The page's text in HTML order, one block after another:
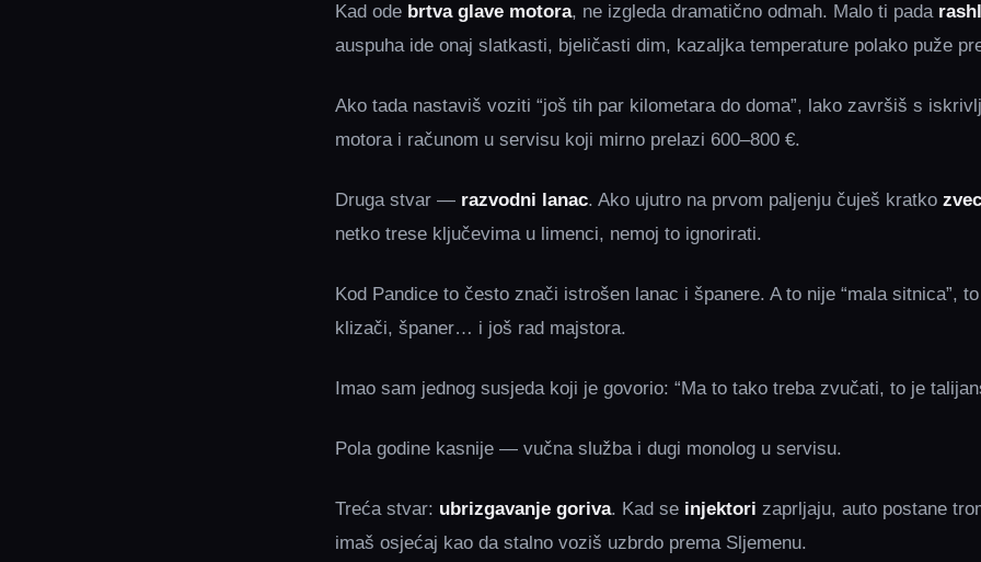
Kad ode brtva glave motora, ne izgleda dramatično odmah. Malo ti pada
auspuha ide onaj slatkasti, bjeličasti dim, kazaljka temperature polako puže
Ako tada nastaviš voziti “još tih par kilometara do doma”, lako završiš s
motora i računom u servisu koji mirno prelazi 600–800 €.
Druga stvar — razvodni lanac. Ako ujutro na prvom paljenju čuješ kratko
netko trese ključevima u limenci, nemoj to ignorirati.
Kod Pandice to često znači istrošen lanac i španere. A to nije “mala sitnica”,
klizači, španer… i još rad majstora.
Imao sam jednog susjeda koji je govorio: “Ma to tako treba zvučati, to je
Pola godine kasnije — vučna služba i dugi monolog u servisu.
Treća stvar: ubrizgavanje goriva. Kad se injektori zaprljaju, auto postane
imaš osjećaj kao da stalno voziš uzbrdo prema Sljemenu.